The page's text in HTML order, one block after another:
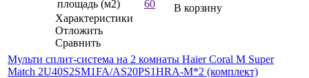
площадь (м2)
60
Характеристики
Отложить
Сравнить
В корзину
Мульти сплит-система на 2 комнаты Haier Coral M Super
Match 2U40S2SM1FA/AS20PS1HRA-M*2 (комплект)